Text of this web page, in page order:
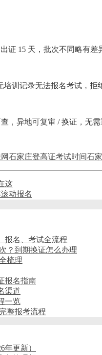
证 15 天，批次不同略有差
训记录无法报名考试，拒
，异地可复审 / 换证，无需
石家庄登高证考试时间石
这
动报名
报名、考试全流程
？到期换证怎么办理
梳理
报名指南
渠道
一览
整报考流程
年更新）